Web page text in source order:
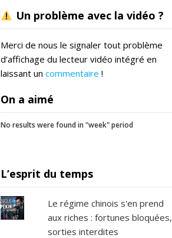
Un problème avec la vidéo ?
Merci de nous le signaler tout problème
d’affichage du lecteur vidéo intégré en
laissant un commentaire !
On a aimé
No results were found in "week" period
L’esprit du temps
Le régime chinois s'en prend
aux riches : fortunes bloquées,
sorties interdites